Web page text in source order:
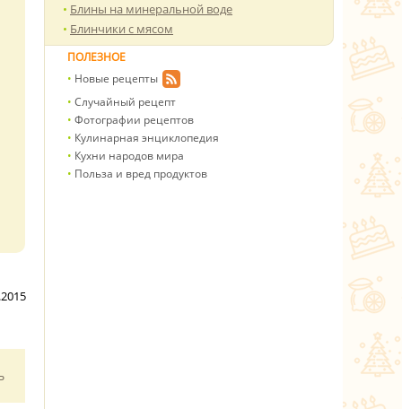
Блины на минеральной воде
Блинчики с мясом
ПОЛЕЗНОЕ
Новые рецепты
Случайный рецепт
Фотографии рецептов
Кулинарная энциклопедия
Кухни народов мира
Польза и вред продуктов